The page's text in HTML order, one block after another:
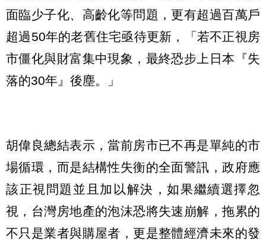
面臨少子化、高齡化等問題，更有超過百萬戶
超過50年的老舊住宅亟待更新，「若不正視房
市僵化與財富集中現象，最終恐步上日本『失
落的30年』後塵。」
胡偉良總結表示，當前房市已不再是單純的市
場循環，而是結構性失衡的全面警訊，政府應
該正視問題並且加以解決，如果繼續選擇忽
視，台灣房地產的泡沫恐將失速崩解，拖累的
不只是業者與購屋者，更是整體經濟未來的發